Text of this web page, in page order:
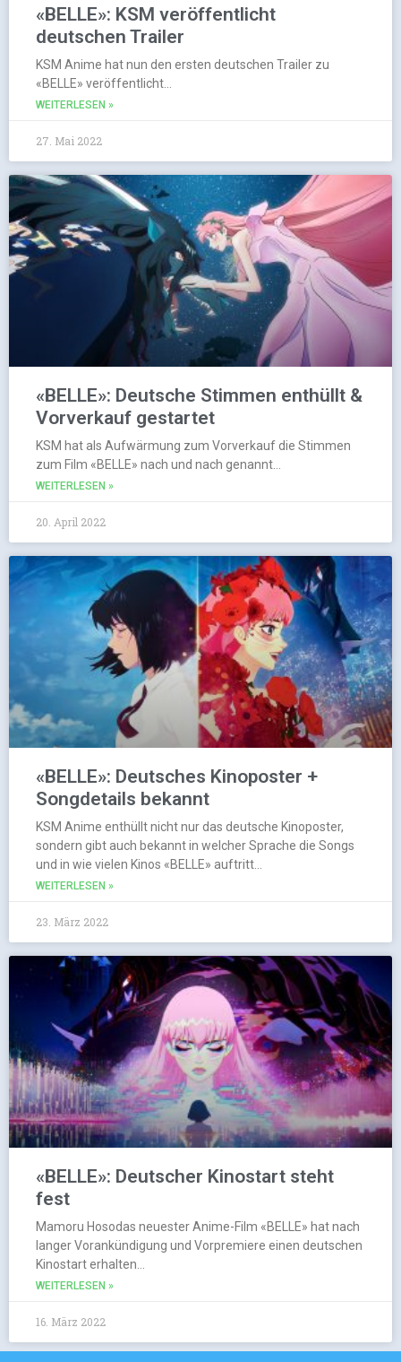
«BELLE»: KSM veröffentlicht
deutschen Trailer
KSM Anime hat nun den ersten deutschen Trailer zu
«BELLE» veröffentlicht…
WEITERLESEN »
27. Mai 2022
«BELLE»: Deutsche Stimmen enthüllt &
Vorverkauf gestartet
KSM hat als Aufwärmung zum Vorverkauf die Stimmen
zum Film «BELLE» nach und nach genannt…
WEITERLESEN »
20. April 2022
«BELLE»: Deutsches Kinoposter +
Songdetails bekannt
KSM Anime enthüllt nicht nur das deutsche Kinoposter,
sondern gibt auch bekannt in welcher Sprache die Songs
und in wie vielen Kinos «BELLE» auftritt…
WEITERLESEN »
23. März 2022
«BELLE»: Deutscher Kinostart steht
fest
Mamoru Hosodas neuester Anime-Film «BELLE» hat nach
langer Vorankündigung und Vorpremiere einen deutschen
Kinostart erhalten…
WEITERLESEN »
16. März 2022